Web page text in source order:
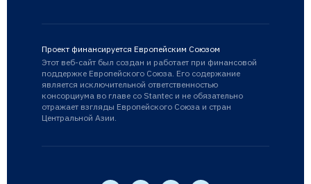
Проект финансируется Европейским Союзом
Этот веб-сайт был создан и работает при финансовой
поддержке Европейского Союза. Его содержание
является исключительной ответственностью
консорциума во главе со Stantec и не обязательно
отражает взгляды Европейского Союза и стран
Центральной Азии.